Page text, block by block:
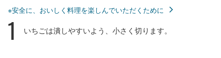
※安全に、おいしく料理を楽しんでいただくために
1 いちごは潰しやすいよう、小さく切ります。